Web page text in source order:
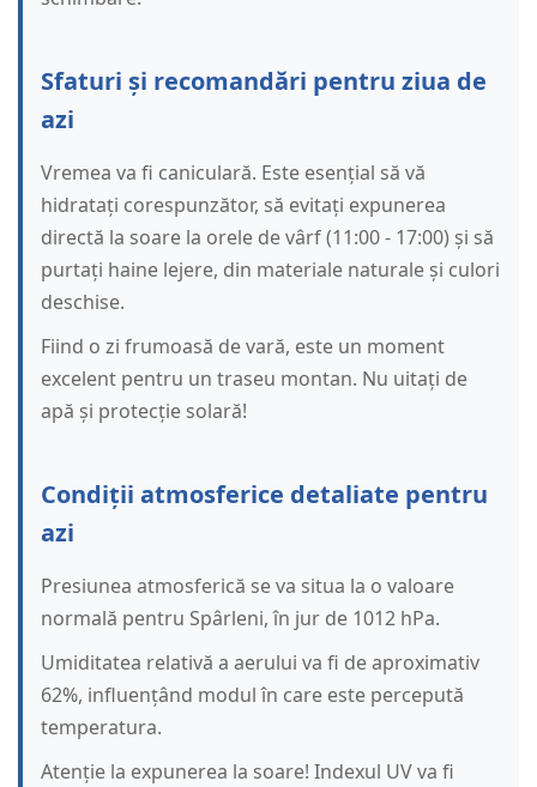
Sfaturi și recomandări pentru ziua de
azi
Vremea va fi caniculară. Este esențial să vă
hidratați corespunzător, să evitați expunerea
directă la soare la orele de vârf (11:00 - 17:00) și să
purtați haine lejere, din materiale naturale și culori
deschise.
Fiind o zi frumoasă de vară, este un moment
excelent pentru un traseu montan. Nu uitați de
apă și protecție solară!
Condiții atmosferice detaliate pentru
azi
Presiunea atmosferică se va situa la o valoare
normală pentru Spârleni, în jur de 1012 hPa.
Umiditatea relativă a aerului va fi de aproximativ
62%, influențând modul în care este percepută
temperatura.
Atenție la expunerea la soare! Indexul UV va fi